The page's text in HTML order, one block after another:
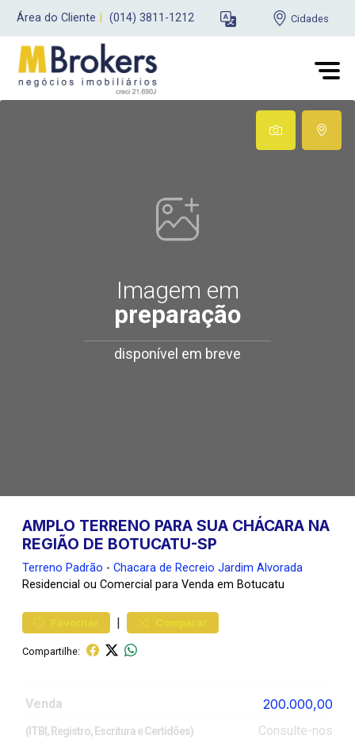
Área do Cliente (014) 3811-1212 Cidades
Imagem em
preparação
disponível em breve
AMPLO TERRENO PARA SUA CHÁCARA NA
REGIÃO DE BOTUCATU-SP
Terreno Padrão - Chacara de Recreio Jardim Alvorada
Residencial ou Comercial para Venda em Botucatu
Favoritar | Comparar
Compartilhe:
Venda 200.000,00
(ITBI, Registro, Escritura e Certidões) Consulte-nos